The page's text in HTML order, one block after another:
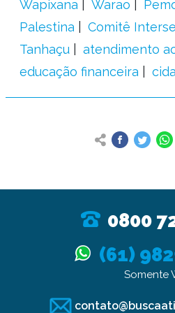
Wapixana
Warao
Palestina
Comitê
Tanhaçu
atendimento
educação financeira
0800
(61)
Somente